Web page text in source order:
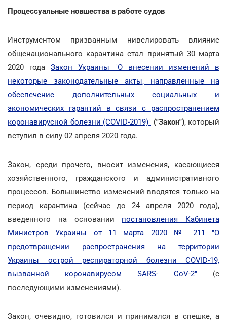
Процессуальные новшества в работе судов
Инструментом призванным нивелировать влияние
общенационального карантина стал принятый 30 марта
2020 года Закон Украины "О внесении изменений в
некоторые законодательные акты, направленные на
обеспечение дополнительных социальных и
экономических гарантий в связи с распространением
коронавирусной болезни (COVID-2019)" ("Закон"), который
вступил в силу 02 апреля 2020 года.
Закон, среди прочего, вносит изменения, касающиеся
хозяйственного, гражданского и административного
процессов. Большинство изменений вводятся только на
период карантина (сейчас до 24 апреля 2020 года),
введенного на основании постановления Кабинета
Министров Украины от 11 марта 2020 № 211 "О
предотвращении распространения на территории
Украины острой респираторной болезни COVID-19,
вызванной коронавирусом SARS- CoV-2" (с
последующими изменениями).
Закон, очевидно, готовился и принимался в спешке, а